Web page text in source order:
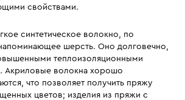
свойствами.
синтетическое волокно, по
шерсть. Оно долговечно,
теплоизоляционными
Акриловые волокна хорошо
что позволяет получить пряжу
цветов; изделия из пряжи с